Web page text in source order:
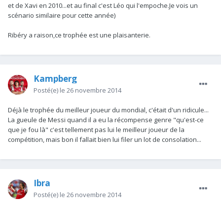
et de Xavi en 2010...et au final c'est Léo qui l'empoche.Je vois un
scénario similaire pour cette année)
Ribéry a raison,ce trophée est une plaisanterie.
Kampberg
Posté(e) le 26 novembre 2014
Déjà le trophée du meilleur joueur du mondial, c'était d'un ridicule...
La gueule de Messi quand il a eu la récompense genre "qu'est-ce
que je fou là" c'est tellement pas lui le meilleur joueur de la
compétition, mais bon il fallait bien lui filer un lot de consolation...
Ibra
Posté(e) le 26 novembre 2014